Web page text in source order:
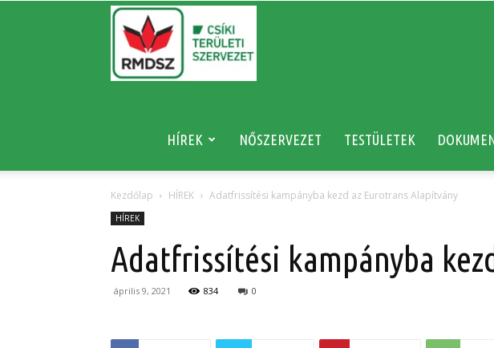
HÍREK NŐSZERVEZET TESTÜLETEK
Kezdőlap HÍREK Adatfrissítési kampányba kezd az Eurotrans Alapítvány
HÍREK
Adatfrissítési kampányba
április 9, 2021 834 0